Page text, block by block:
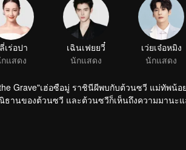
the Grave"เฮ่อซือมู่ ราชินีผีพบกับต้วนซวี แม่ทัพ
านของต้วนซวี และต้วนซวีก็เห็นถึงความมานะ
ยความรัก